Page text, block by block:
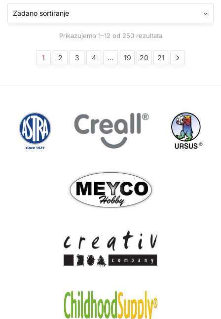
Prikazujemo 1–12 od 250 rezultata
1 2 3 4 … 19 20 21